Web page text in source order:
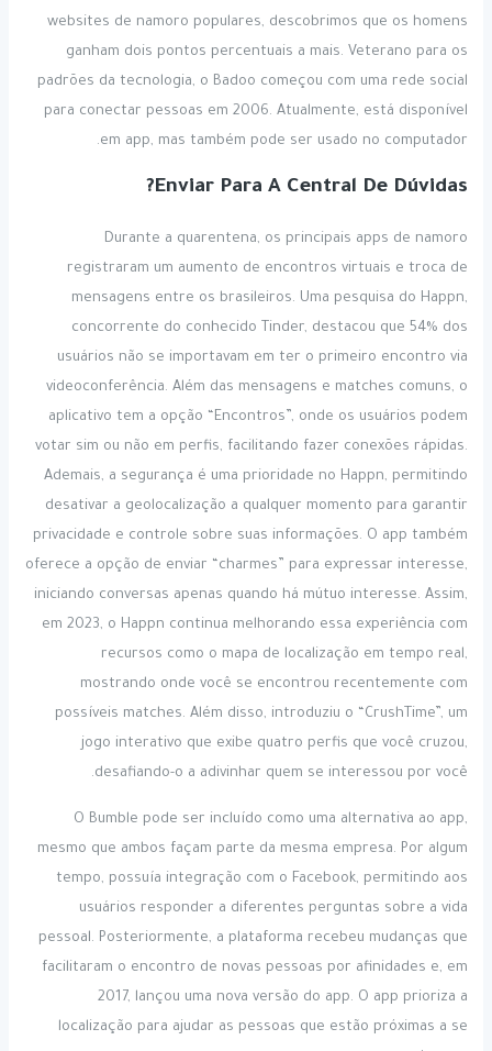
websites de namoro populares, descobrimos que os homens
ganham dois pontos percentuais a mais. Veterano para os
padrões da tecnologia, o Badoo começou com uma rede social
para conectar pessoas em 2006. Atualmente, está disponível
em app, mas também pode ser usado no computador.
Enviar Para A Central De Dúvidas?
Durante a quarentena, os principais apps de namoro
registraram um aumento de encontros virtuais e troca de
mensagens entre os brasileiros. Uma pesquisa do Happn,
concorrente do conhecido Tinder, destacou que 54% dos
usuários não se importavam em ter o primeiro encontro via
videoconferência. Além das mensagens e matches comuns, o
aplicativo tem a opção “Encontros”, onde os usuários podem
votar sim ou não em perfis, facilitando fazer conexões rápidas.
Ademais, a segurança é uma prioridade no Happn, permitindo
desativar a geolocalização a qualquer momento para garantir
privacidade e controle sobre suas informações. O app também
oferece a opção de enviar “charmes” para expressar interesse,
iniciando conversas apenas quando há mútuo interesse. Assim,
em 2023, o Happn continua melhorando essa experiência com
recursos como o mapa de localização em tempo real,
mostrando onde você se encontrou recentemente com
possíveis matches. Além disso, introduziu o “CrushTime”, um
jogo interativo que exibe quatro perfis que você cruzou,
desafiando-o a adivinhar quem se interessou por você.
O Bumble pode ser incluído como uma alternativa ao app,
mesmo que ambos façam parte da mesma empresa. Por algum
tempo, possuía integração com o Facebook, permitindo aos
usuários responder a diferentes perguntas sobre a vida
pessoal. Posteriormente, a plataforma recebeu mudanças que
facilitaram o encontro de novas pessoas por afinidades e, em
2017, lançou uma nova versão do app. O app prioriza a
localização para ajudar as pessoas que estão próximas a se